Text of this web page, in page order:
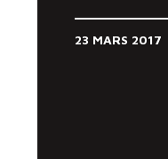
23 MARS 2017